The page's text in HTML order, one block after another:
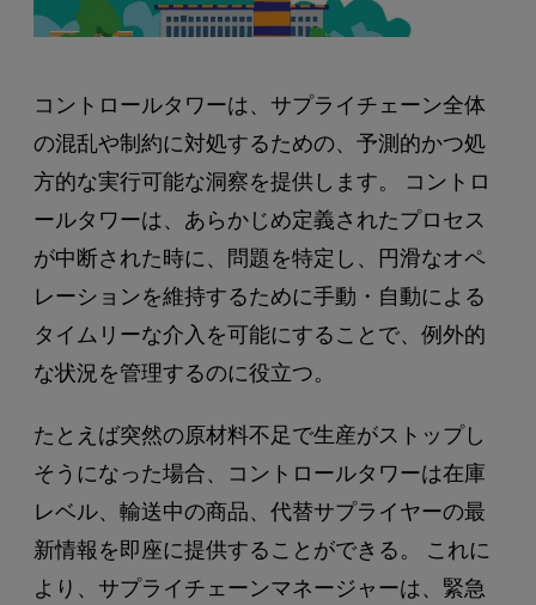
コントロールタワーは、サプライチェーン全体
の混乱や制約に対処するための、予測的かつ処
方的な実行可能な洞察を提供します。 コントロ
ールタワーは、あらかじめ定義されたプロセス
が中断された時に、問題を特定し、円滑なオペ
レーションを維持するために手動・自動による
タイムリーな介入を可能にすることで、例外的
な状況を管理するのに役立つ。
たとえば突然の原材料不足で生産がストップし
そうになった場合、コントロールタワーは在庫
レベル、輸送中の商品、代替サプライヤーの最
新情報を即座に提供することができる。 これに
より、サプライチェーンマネージャーは、緊急